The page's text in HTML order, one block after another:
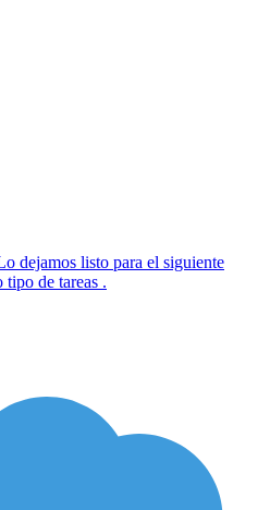
dejamos listo para el siguiente
tipo de tareas .